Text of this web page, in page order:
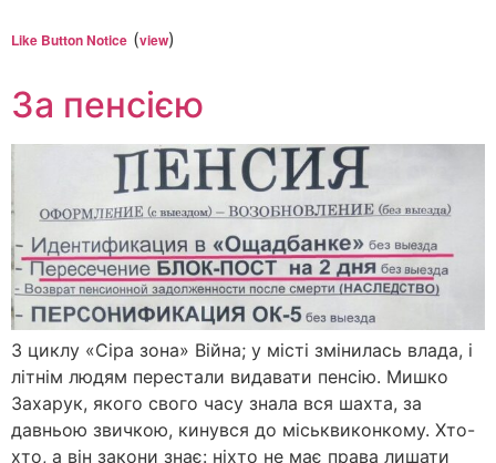
Like Button Notice (view)
За пенсією
З циклу «Сіра зона» Війна; у місті змінилась влада, і
літнім людям перестали видавати пенсію. Мишко
Захарук, якого свого часу знала вся шахта, за
давньою звичкою, кинувся до міськвиконкому. Хто-
хто, а він закони знає: ніхто не має права лишати